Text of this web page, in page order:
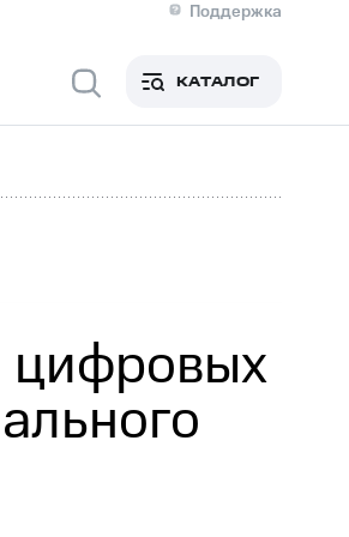
Поддержка
Медиа-центр
акций
КАТАЛОГ
цифровых